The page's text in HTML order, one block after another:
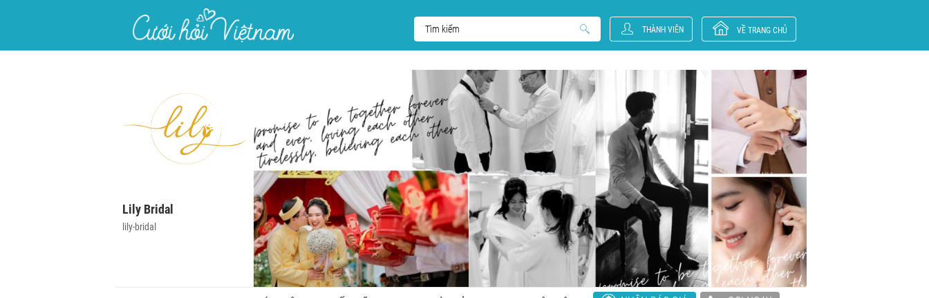
THÀNH VIÊN VỀ TRANG CHỦ
Lily Bridal
lily-bridal